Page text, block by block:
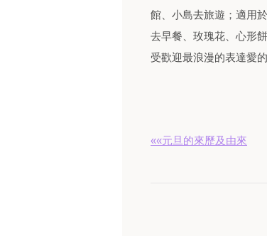
館、小島去旅遊；適用
去早餐、玫瑰花、心形
受歡迎最浪漫的表達愛
««元旦的來歷及由來